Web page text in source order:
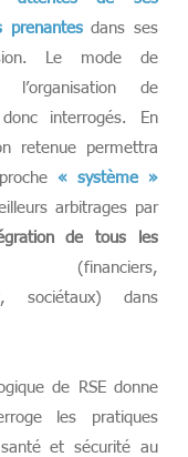
prenantes dans ses
Le mode de
l’organisation de
donc interrogés. En
retenue permettra
« système »
arbitrages par
de tous les
sociétaux) dans
de RSE donne
les pratiques
et sécurité au